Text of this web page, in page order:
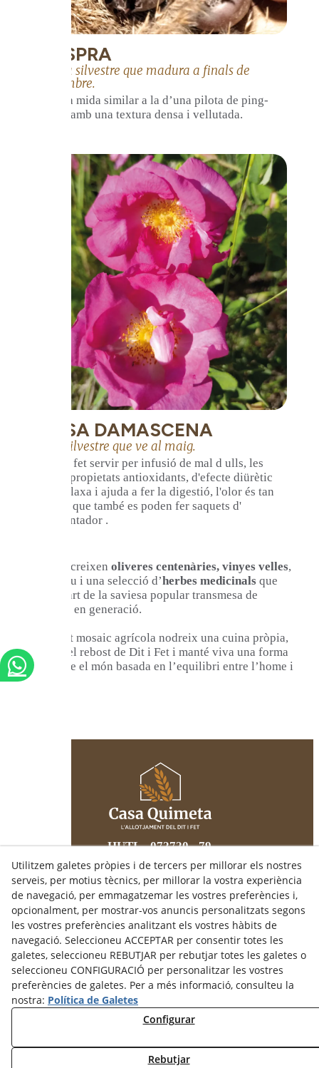
NESPRA
Fruita silvestre que madura a finals de
desembre.
Té una mida similar a la d’una pilota de ping-
pong, amb una textura densa i vellutada.
ROSA DAMASCENA
Flor silvestre que ve al maig.
Es pot fet servir per infusió de mal d ulls, les
seves propietats antioxidants, d'efecte diürètic
que relaxa i ajuda a fer la digestió, l'olor és tan
intens que també es poden fer saquets d'
ambientador .
També hi creixen oliveres centenàries, vinyes velles,
un hort viu i una selecció d’herbes medicinalsque
formen part de la saviesa popular transmesa de
generació en generació.
Tot aquest mosaic agrícola nodreix una cuina pròpia,
alimenta el rebost de Dit i Fet i manté viva una forma
d’entendre el món basada en l’equilibri entre l’home i
la terra.
HUTL - 072720 - 79
CASA QUIMETA
C/ Santa Maria, 18
25300 TÀRREGA (Lleida)
679 43 29 19
info@casaquimeta.com
Avís Legal
Política de Cookies
Utilitzem galetes pròpies i de tercers per millorar els nostres
serveis, per motius tècnics, per millorar la vostra experiència
de navegació, per emmagatzemar les vostres preferències i,
opcionalment, per mostrar-vos anuncis personalitzats segons
les vostres preferències analitzant els vostres hàbits de
navegació. Seleccioneu ACCEPTAR per consentir totes les
galetes, seleccioneu REBUTJAR per rebutjar totes les galetes o
seleccioneu CONFIGURACIÓ per personalitzar les vostres
preferències de galetes. Per a més informació, consulteu la
nostra: Política de Galetes
Configurar
Rebutjar